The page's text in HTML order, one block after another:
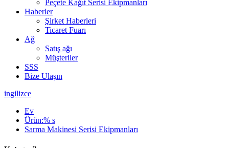
Peçete Kağıt Serisi Ekipmanları
Haberler
Şirket Haberleri
Ticaret Fuarı
Ağ
Satış ağı
Müşteriler
SSS
Bize Ulaşın
ingilizce
Ev
Ürün:% s
Sarma Makinesi Serisi Ekipmanları